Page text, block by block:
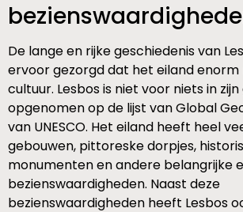
De lange en rijke geschiedenis van
ervoor gezorgd dat het eiland enorm
cultuur. Lesbos is niet voor niets in
opgenomen op de lijst van Global
van UNESCO. Het eiland heeft heel
gebouwen, pittoreske dorpjes,
monumenten en andere belangrijke
bezienswaardigheden. Naast deze
bezienswaardigheden heeft Lesbos